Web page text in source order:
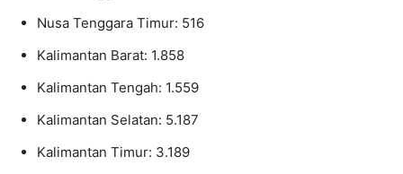
Nusa Tenggara Timur: 516
Kalimantan Barat: 1.858
Kalimantan Tengah: 1.559
Kalimantan Selatan: 5.187
Kalimantan Timur: 3.189